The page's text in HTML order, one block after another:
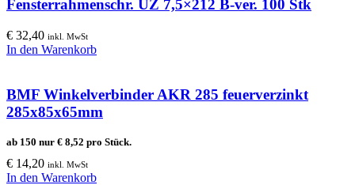
Fensterrahmenschr. UZ 7,5×212 B-ver. 100 Stk
€ 32,40 inkl. MwSt
In den Warenkorb
BMF Winkelverbinder AKR 285 feuerverzinkt
285x85x65mm
ab 150 nur € 8,52 pro Stück.
€ 14,20 inkl. MwSt
In den Warenkorb